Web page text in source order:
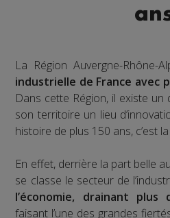
La Région Auvergne-Rhône-
industrielle de France avec
Dans cette Région, il existe
son territoire un lieu
histoire de plus 150 ans, c’est
En effet, derrière la part belle
se classe le secteur de
l’économie, drainant plus
faisant l’une des grandes